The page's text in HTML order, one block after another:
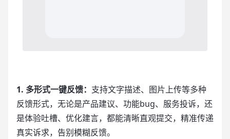
1. 多形式一键反馈： 支持文字描述、图片上传等多种
反馈形式，无论是产品建议、功能bug、服务投诉，还
是体验吐槽、优化建言，都能清晰直观提交，精准传递
真实诉求，告别模糊反馈。